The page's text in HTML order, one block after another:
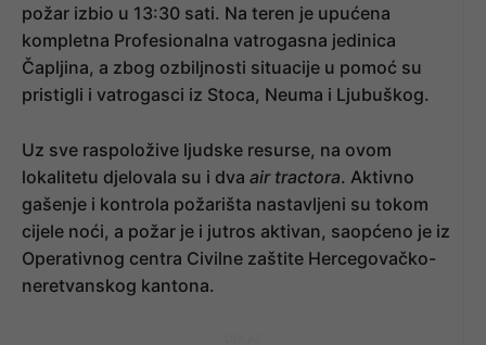
požar izbio u 13:30 sati. Na teren je upućena
kompletna Profesionalna vatrogasna jedinica
Čapljina, a zbog ozbiljnosti situacije u pomoć su
pristigli i vatrogasci iz Stoca, Neuma i Ljubuškog.
Uz sve raspoložive ljudske resurse, na ovom
lokalitetu djelovala su i dva air tractora. Aktivno
gašenje i kontrola požarišta nastavljeni su tokom
cijele noći, a požar je i jutros aktivan, saopćeno je iz
Operativnog centra Civilne zaštite Hercegovačko-
neretvanskog kantona.